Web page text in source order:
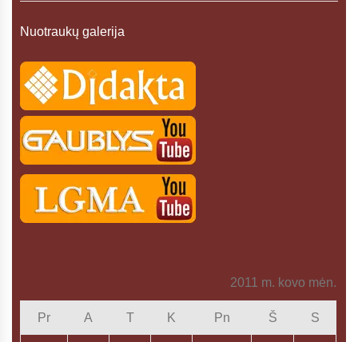
Nuotraukų galerija
2011 m. kovo mėn.
Pr A T K Pn Š S